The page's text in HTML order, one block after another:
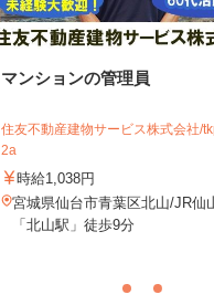
マンションの管理員
住友不動産建物サービス株式会社/
2a
時給1,038円
宮城県仙台市青葉区北山/JR仙
「北山駅」徒歩9分